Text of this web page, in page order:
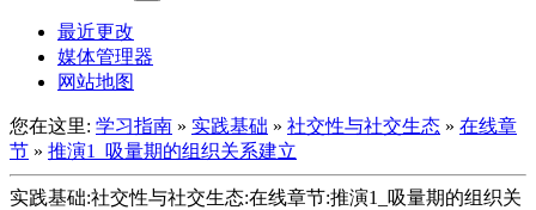
最近更改
媒体管理器
网站地图
您在这里: 学习指南 » 实践基础 » 社交性与社交生态 » 在线章
节 » 推演1_吸量期的组织关系建立
实践基础:社交性与社交生态:在线章节:推演1_吸量期的组织关